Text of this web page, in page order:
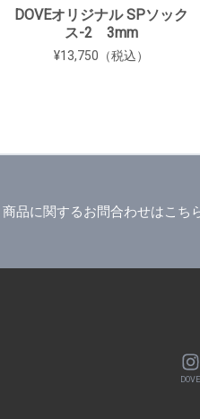
DOVEオリジナル SPソック
ス-2 3mm
¥13,750（税込）
商品に関するお問合わせはこち
DOVE